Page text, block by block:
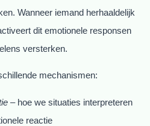
Wanneer iemand herhaaldelijk
dit emotionele responsen
versterken.
mechanismen:
– hoe we situaties interpreteren
reactie